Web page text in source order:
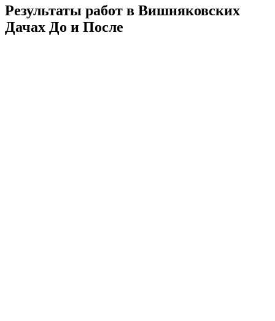
Результаты работ в Вишняковских
Дачах До и После